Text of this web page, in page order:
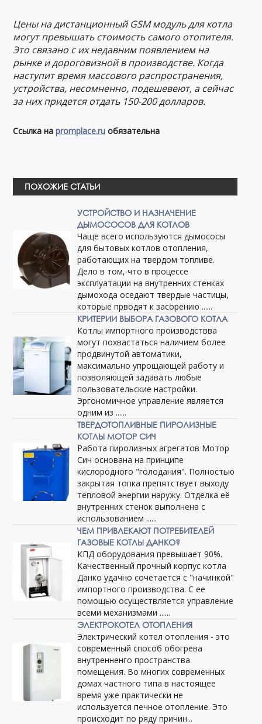
Цены на дистанционный GSM модуль для котла
могут превышать стоимость самого отопителя.
Это связано с их недавним появлением на
рынке и дороговизной в производстве. Когда
наступит время массового распространения,
устройства, несомненно, подешевеют, а сейчас
за них придется отдать 150-200 долларов.
Ссылка наpromplace.ru обязательна
ПОХОЖИЕ СТАТЬИ
УСТРОЙСТВО И НАЗНАЧЕНИЕ
ДЫМОСОСОВ ДЛЯ КОТЛОВ
Чаще всего используются дымососы
для бытовых котлов отопления,
работающих на твердом топливе.
Дело в том, что в процессе
эксплуатации на внутренних стенках
дымохода оседают твердые частицы,
которые прводят к засорению ......
КРИТЕРИИ ВЫБОРА ГАЗОВОГО КОТЛА
Котлы импортного производствва
могут похвастаться наличием более
продвинутой автоматики,
максимально упрощающей работу и
позволяющей задавать любые
пользовательские настройки.
Эргономичное управление является
одним из ......
ТВЕРДОТОПЛИВНЫЕ ПИРОЛИЗНЫЕ
КОТЛЫ МОТОР СИЧ
Работа пиролизных агрегатов Мотор
Сич основана на принципе
кислородного "голодания". Полностью
закрытая топка препятствует выходу
тепловой энергии наружу. Отделка её
внутренних стенок выполнена с
использованием ......
ЧЕМ ПРИВЛЕКАЮТ ПОТРЕБИТЕЛЕЙ
ГАЗОВЫЕ КОТЛЫ ДАНКО?
КПД оборудования превышает 90%.
Качественный прочный корпус котла
Данко удачно сочетается с "начинкой"
импортного производства. С ее
помощью осуществляется управление
всеми механизмами ......
ЭЛЕКТРОКОТЕЛ ОТОПЛЕНИЯ
Электрический котел отопления - это
современный способ обогрева
внутренненго пространства
помещения. Во многих современных
домах частного типа в настоящее
время уже практически не
используется печное отопление. Это
происходит по ряду причин...